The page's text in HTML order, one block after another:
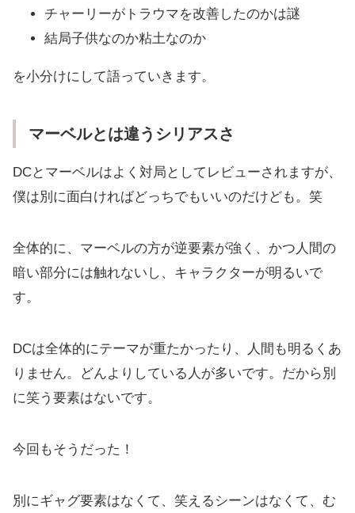
チャーリーがトラウマを改善したのかは謎
結局子供なのか粘土なのか
を小分けにして語っていきます。
マーベルとは違うシリアスさ
DCとマーベルはよく対局としてレビューされますが、
僕は別に面白ければどっちでもいいのだけども。笑
全体的に、マーベルの方が逆要素が強く、かつ人間の
暗い部分には触れないし、キャラクターが明るいで
す。
DCは全体的にテーマが重たかったり、人間も明るくあ
りません。どんよりしている人が多いです。だから別
に笑う要素はないです。
今回もそうだった！
別にギャグ要素はなくて、笑えるシーンはなくて、む